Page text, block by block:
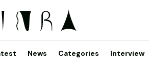
News Categories Interview